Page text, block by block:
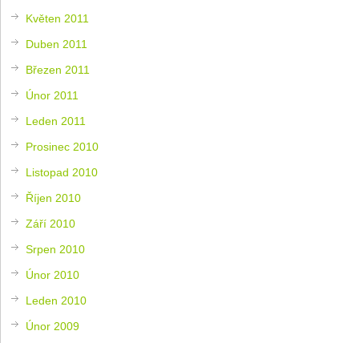
Květen 2011
Duben 2011
Březen 2011
Únor 2011
Leden 2011
Prosinec 2010
Listopad 2010
Říjen 2010
Září 2010
Srpen 2010
Únor 2010
Leden 2010
Únor 2009